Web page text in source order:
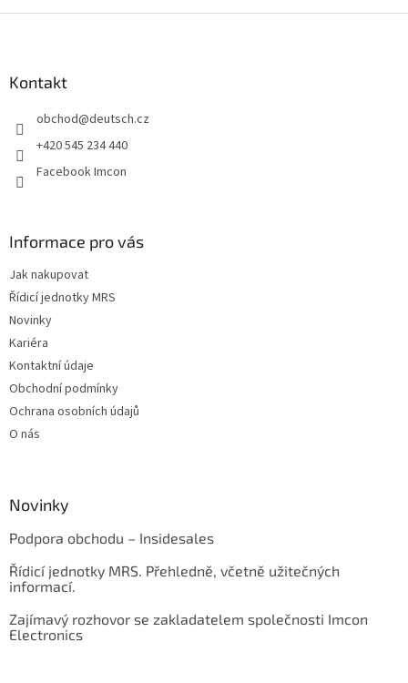
Kontakt
obchod@deutsch.cz
+420 545 234 440
Facebook Imcon
Informace pro vás
Jak nakupovat
Řídicí jednotky MRS
Novinky
Kariéra
Kontaktní údaje
Obchodní podmínky
Ochrana osobních údajů
O nás
Novinky
Podpora obchodu – Insidesales
Řídicí jednotky MRS. Přehledně, včetně užitečných
informací.
Zajímavý rozhovor se zakladatelem společnosti Imcon
Electronics